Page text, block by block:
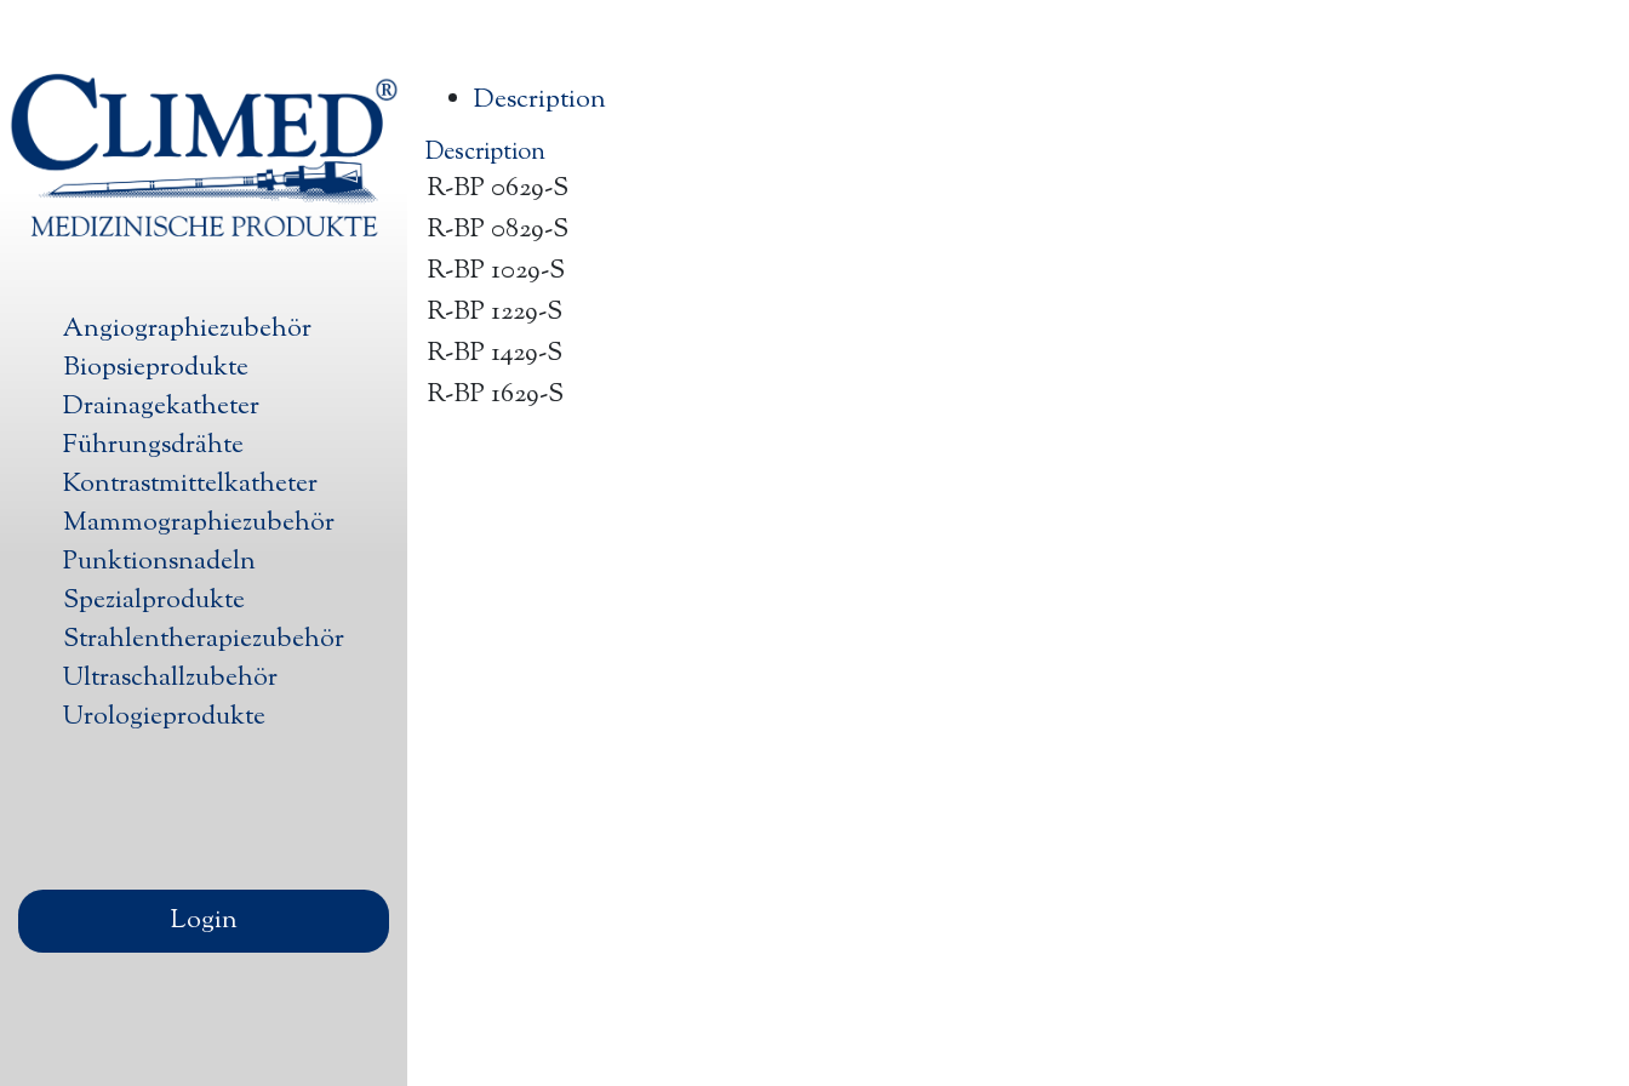
Angiographiezubehör
Biopsieprodukte
Drainagekatheter
Führungsdrähte
Kontrastmittelkatheter
Mammographiezubehör
Punktionsnadeln
Spezialprodukte
Strahlentherapiezubehör
Ultraschallzubehör
Urologieprodukte
Login
Description
Description
R-BP 0629-S
R-BP 0829-S
R-BP 1029-S
R-BP 1229-S
R-BP 1429-S
R-BP 1629-S